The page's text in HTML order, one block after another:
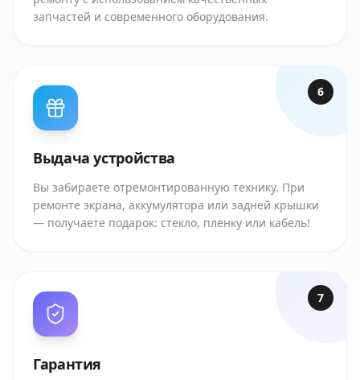
запчастей и современного оборудования.
6
Выдача устройства
Вы забираете отремонтированную технику. При
ремонте экрана, аккумулятора или задней крышки
— получаете подарок: стекло, пленку или кабель!
7
Гарантия